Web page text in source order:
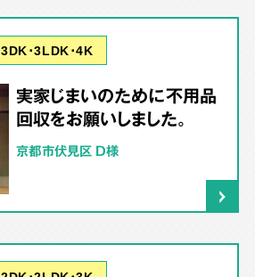
3DK･3LDK･4K
実家じまいのために不用品
回収をお願いしました。
京都市伏見区 D様